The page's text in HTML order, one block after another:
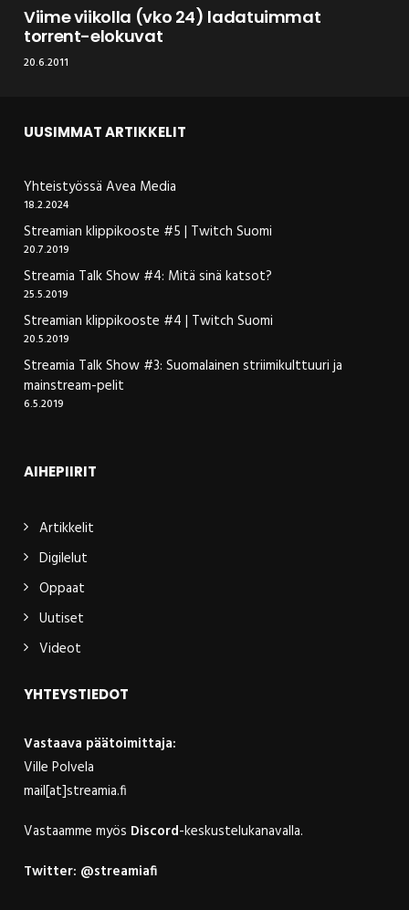
Viime viikolla (vko 24) ladatuimmat
torrent-elokuvat
20.6.2011
UUSIMMAT ARTIKKELIT
Yhteistyössä Avea Media
18.2.2024
Streamian klippikooste #5 | Twitch Suomi
20.7.2019
Streamia Talk Show #4: Mitä sinä katsot?
25.5.2019
Streamian klippikooste #4 | Twitch Suomi
20.5.2019
Streamia Talk Show #3: Suomalainen striimikulttuuri ja
mainstream-pelit
6.5.2019
AIHEPIIRIT
Artikkelit
Digilelut
Oppaat
Uutiset
Videot
YHTEYSTIEDOT
Vastaava päätoimittaja:
Ville Polvela
mail[at]streamia.fi
Vastaamme myös Discord-keskustelukanavalla.
Twitter: @streamiafi